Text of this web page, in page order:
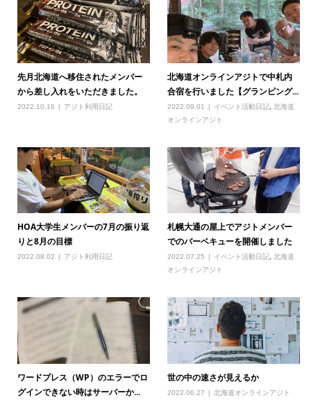
先月北海道へ移住されたメンバー
から差し入れをいただきました。
2022.10.16 アジト利用日記
北海道オンラインアジトで中札内
合宿を行いました【グランピング...
2022.09.01 イベント活動日記 ,北海道
オンラインアジト
HOA大学生メンバーの7月の振り返
りと8月の目標
2022.08.02 アジト利用日記
札幌大通の屋上でアジトメンバー
でのバーベキューを開催しました
2022.07.25 イベント活動日記 ,北海道
オンラインアジト
ワードプレス（WP）のエラーでロ
グインできない時はサーバーか...
世の中の速さが見えるか
2022.06.27 北海道オンラインアジト